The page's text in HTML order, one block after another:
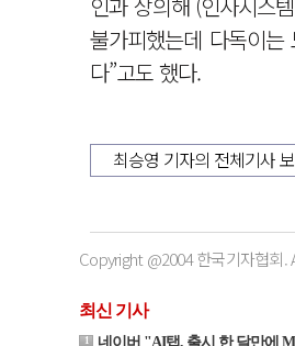
불가피했는데 다독이
다”고도 했다.
최승영 기자의 전체기사
Copyright @2004 한국기자협회